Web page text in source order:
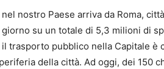
nostro Paese arriva da Roma,
su un totale di 5,3 milioni di
trasporto pubblico nella Capitale
della città. Ad oggi, dei 150